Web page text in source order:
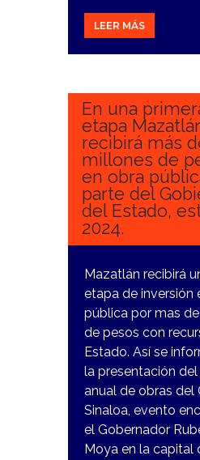
LEER MÁS
22
En una
etapa
recibirá más
millones de
en obra
parte del
del Estado,
2024.
Mazatlán recibirá
etapa de inversión
pública por mas
de pesos con
Estado. Así se
la presentación
anual de obras del
Sinaloa, evento
el Gobernador
Moya en la capital